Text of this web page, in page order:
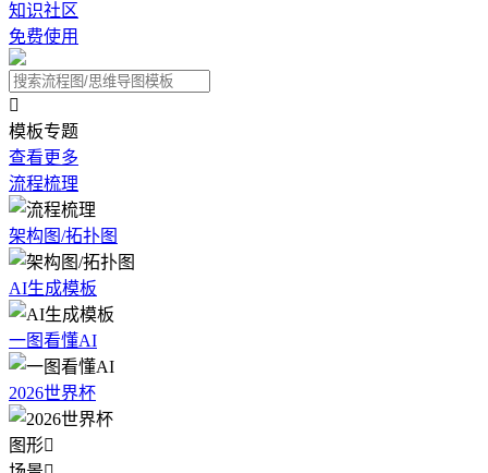
知识社区
免费使用

模板专题
查看更多
流程梳理
架构图/拓扑图
AI生成模板
一图看懂AI
2026世界杯
图形